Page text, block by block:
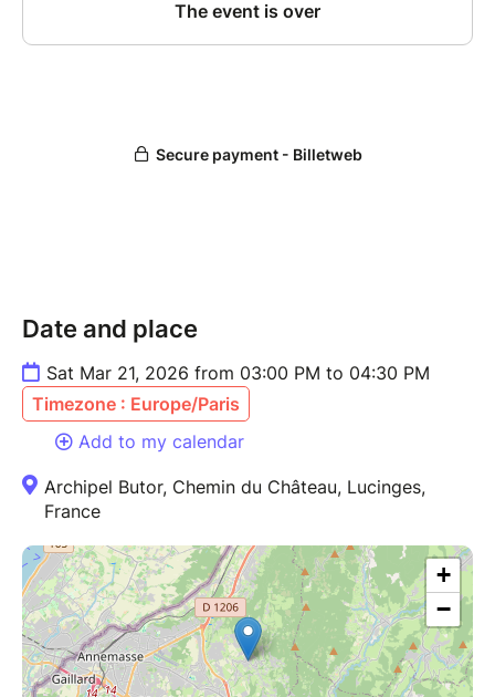
Date and place
Sat Mar 21, 2026 from 03:00 PM to 04:30 PM
Timezone : Europe/Paris
Add to my calendar
Archipel Butor, Chemin du Château, Lucinges,
France
+
−